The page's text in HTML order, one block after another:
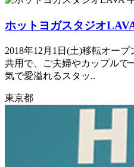
ホットヨガスタジオ
2018年12月1日(土)移転オー
共用で、ご夫婦やカップルで
気で愛溢れるスタッ..
東京都